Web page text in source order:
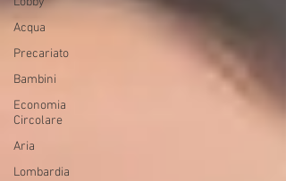
Acqua
Precariato
Bambini
Economia
Circolare
Aria
Lombardia